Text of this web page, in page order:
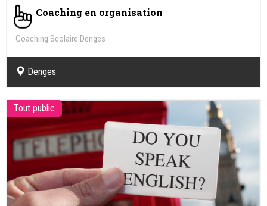
Coaching en organisation
Coaching Scolaire Denges
Denges
Tout public